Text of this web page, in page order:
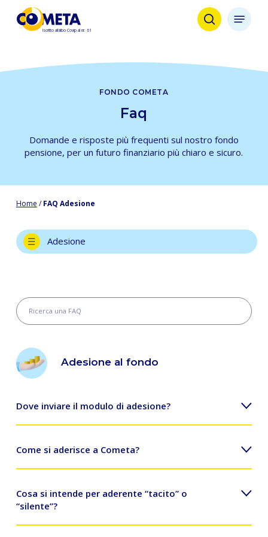
search
Menu
FONDO COMETA
Faq
Domande e risposte più frequenti sul nostro fondo
pensione, per un futuro finanziario più chiaro e sicuro.
Home /FAQ Adesione
Adesione
Adesione al fondo
Dove inviare il modulo di adesione?
I moduli di adesione vanno inviati a FONDO COMETA C/O
PREVINET CASELLA POSTALE 176 CAP 31021
MOGLIANO VENETO (TV)
Come si aderisce a Cometa?
Basta compilare il modulo di adesione
e consegnarlo al
proprio datore di lavoro, dopo aver preso visione dei
documenti Parte I “Le informazioni chiave per l'aderente”
della Nota informativa e l'Appendice “Informativa sulla
Cosa si intende per aderente “tacito” o
“silente”?